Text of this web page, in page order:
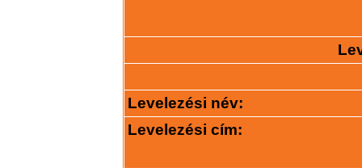
Levelezési név:
Levelezési cím: